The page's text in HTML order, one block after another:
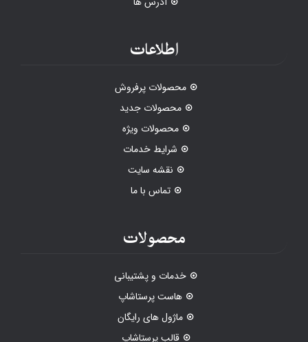
اطلاعات
محصولات پرفروش
محصولات جدید
محصولات ویژه
شرایط خدمات
نقشه سایت
تماس با ما
محصولات
خدمات و پشتیبانی
هاست پرستاشاپ
ماژول های رایگان
قالب پرستاشاپ